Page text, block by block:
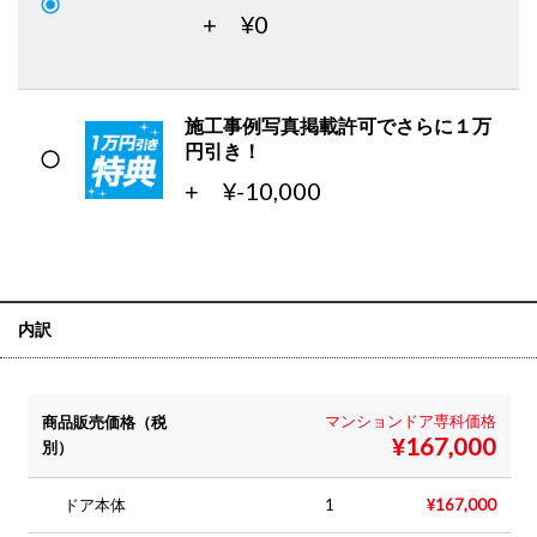
+ ¥0
施工事例写真掲載許可でさらに１万
円引き！
+ ¥-10,000
内訳
商品販売価格（税
別）
マンションドア専科価格
¥167,000
ドア本体 1 ¥167,000